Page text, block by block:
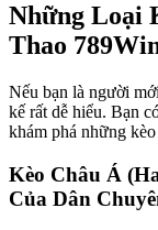
Những Loại
Thao
Nếu bạn là người
kế rất dễ hiểu. Bạn
khám phá những
Kèo Châu Á
Của Dân